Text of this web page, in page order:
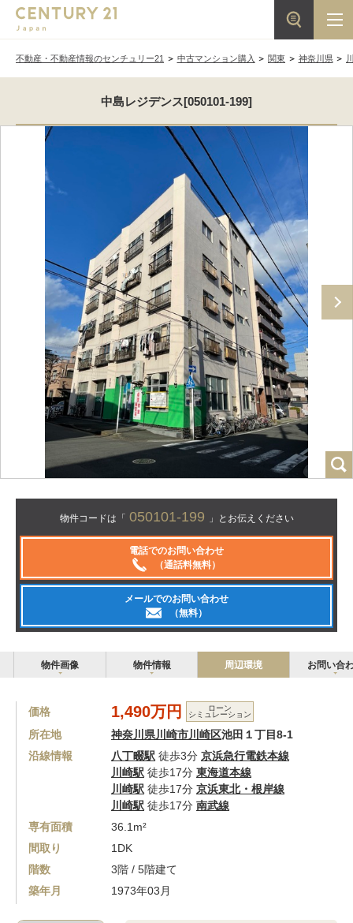
不動産・不動産情報のセンチュリー21 中古マンション購入 関東 神奈川県
中島レジデンス[050101-199]
物件コードは「 050101-199 」とお伝えください
電話でのお問い合わせ
（通話料無料）
メールでのお問い合わせ
（無料）
物件画像 物件情報 周辺環境 お問い合
価格 1,490万円 ローン
シミュレーション
所在地 神奈川県川崎市川崎区池田１丁目8-1
沿線情報
八丁畷駅 徒歩3分 京浜急行電鉄本線
川崎駅 徒歩17分 東海道本線
川崎駅 徒歩17分 京浜東北・根岸線
川崎駅 徒歩17分 南武線
専有面積
36.1m²
間取り
1DK
階数
3階 / 5階建て
築年月
1973年03月